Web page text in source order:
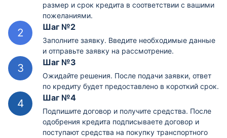
размер и срок кредита в соответствии с вашими
пожеланиями.
Шаг №2
Заполните заявку. Введите необходимые данные
и отправьте заявку на рассмотрение.
Шаг №3
Ожидайте решения. После подачи заявки, ответ
по кредиту будет предоставлено в короткий срок.
Шаг №4
Подпишите договор и получите средства. После
одобрения кредита подписываете договор и
поступают средства на покупку транспортного